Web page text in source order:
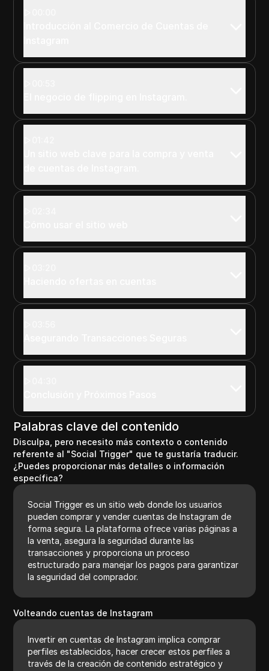
Palabras clave del contenido
Disculpa, pero necesito más contexto o contenido
referente al "Social Trigger" que te gustaría traducir.
¿Puedes proporcionar más detalles o información
específica?
Social Trigger es un sitio web donde los usuarios
pueden comprar y vender cuentas de Instagram de
forma segura. La plataforma ofrece varias páginas a
la venta, asegura la seguridad durante las
transacciones y proporciona un proceso
estructurado para manejar los pagos para garantizar
la seguridad del comprador.
Volteando cuentas de Instagram
Invertir en cuentas de Instagram implica comprar
perfiles establecidos, hacer crecer estos perfiles a
través de la creación de contenido estratégico y